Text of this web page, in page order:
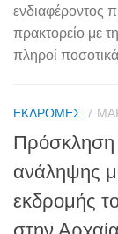
ενδιαφέροντος
πρακτορείο με
πληροί
ΕΚΔΡΟΜΈΣ 7
Πρόσκληση
ανάληψης
εκδρομής